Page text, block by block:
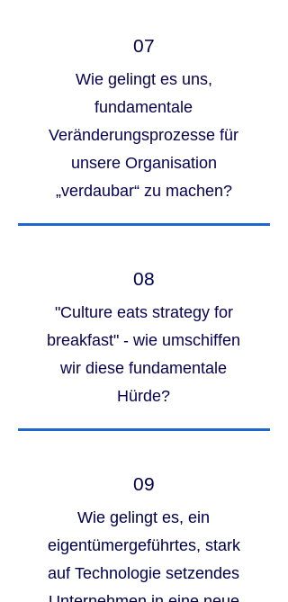
07
Wie gelingt es uns,
fundamentale
Veränderungsprozesse für
unsere Organisation
„verdaubar“ zu machen?
08
"Culture eats strategy for
breakfast" - wie umschiffen
wir diese fundamentale
Hürde?
09
Wie gelingt es, ein
eigentümergeführtes, stark
auf Technologie setzendes